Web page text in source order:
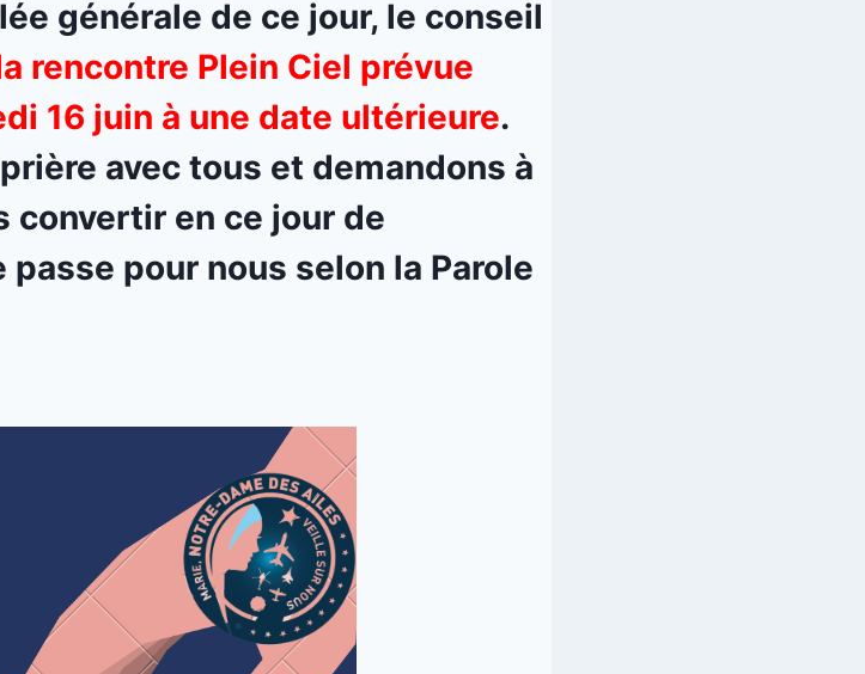
générale de ce jour, le conseil
rencontre Plein Ciel prévue
16 juin à une date ultérieure.
avec tous et demandons à
convertir en ce jour de
passe pour nous selon la Parole